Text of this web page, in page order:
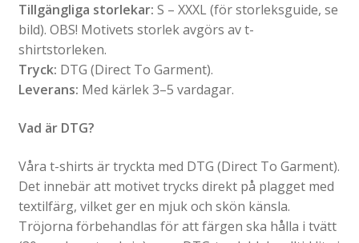
Tillgängliga storlekar: S – XXXL (för storleksguide, se
bild). OBS! Motivets storlek avgörs av t-
shirtstorleken.
Tryck: DTG (Direct To Garment).
Leverans: Med kärlek 3–5 vardagar.
Vad är DTG?
Våra t-shirts är tryckta med DTG (Direct To Garment).
Det innebär att motivet trycks direkt på plagget med
textilfärg, vilket ger en mjuk och skön känsla.
Tröjorna förbehandlas för att färgen ska hålla i tvätt